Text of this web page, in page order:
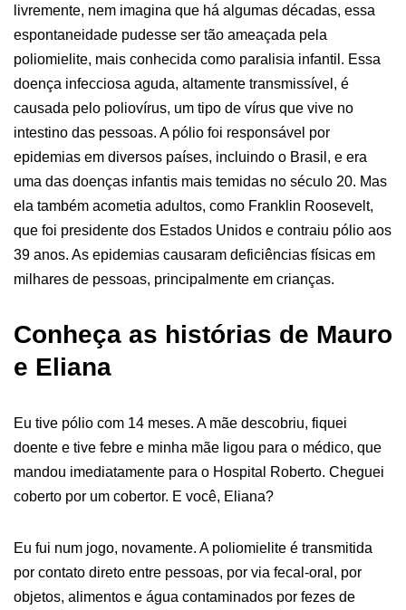
livremente, nem imagina que há algumas décadas, essa
espontaneidade pudesse ser tão ameaçada pela
poliomielite, mais conhecida como paralisia infantil. Essa
doença infecciosa aguda, altamente transmissível, é
causada pelo poliovírus, um tipo de vírus que vive no
intestino das pessoas. A pólio foi responsável por
epidemias em diversos países, incluindo o Brasil, e era
uma das doenças infantis mais temidas no século 20. Mas
ela também acometia adultos, como Franklin Roosevelt,
que foi presidente dos Estados Unidos e contraiu pólio aos
39 anos. As epidemias causaram deficiências físicas em
milhares de pessoas, principalmente em crianças.
Conheça as histórias de Mauro
e Eliana
Eu tive pólio com 14 meses. A mãe descobriu, fiquei
doente e tive febre e minha mãe ligou para o médico, que
mandou imediatamente para o Hospital Roberto. Cheguei
coberto por um cobertor. E você, Eliana?
Eu fui num jogo, novamente. A poliomielite é transmitida
por contato direto entre pessoas, por via fecal-oral, por
objetos, alimentos e água contaminados por fezes de